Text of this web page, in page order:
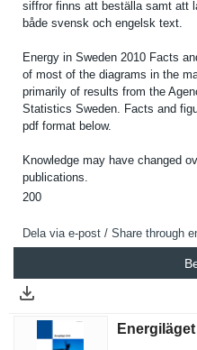
siffror finns att beställa samt att
både svensk och engelsk text.
Energy in Sweden 2010 Facts
of most of the diagrams in the
primarily of results from the
Statistics Sweden. Facts and
pdf format below.
Knowledge may have changed
publicatio­ns.
200
Dela via e-post / Share through